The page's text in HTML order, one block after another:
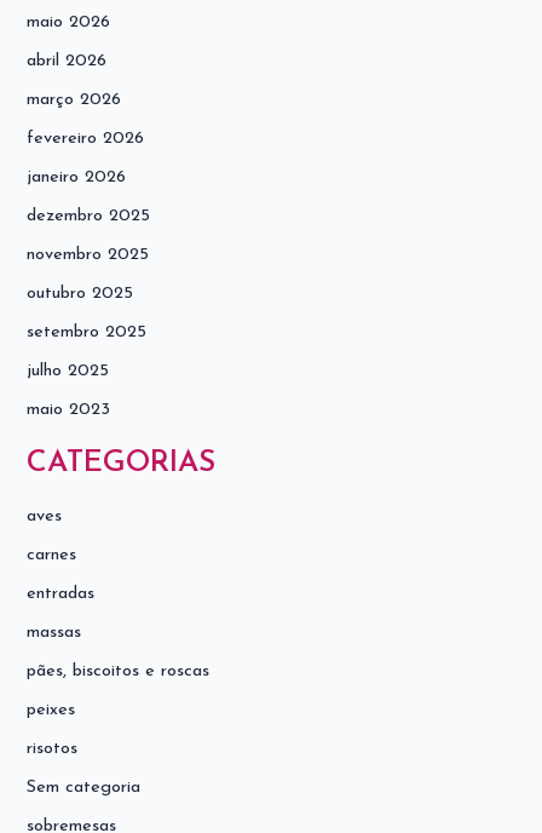
maio 2026
abril 2026
março 2026
fevereiro 2026
janeiro 2026
dezembro 2025
novembro 2025
outubro 2025
setembro 2025
julho 2025
maio 2023
CATEGORIAS
aves
carnes
entradas
massas
pães, biscoitos e roscas
peixes
risotos
Sem categoria
sobremesas